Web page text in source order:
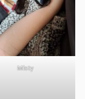
Misty